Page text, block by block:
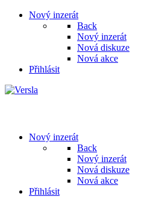
Nový inzerát
Back
Nový inzerát
Nová diskuze
Nová akce
Přihlásit
Nový inzerát
Back
Nový inzerát
Nová diskuze
Nová akce
Přihlásit